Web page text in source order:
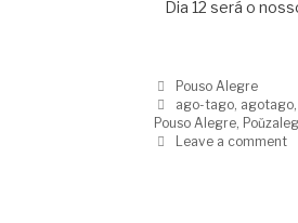
Dia 12 será o
Pouso Alegre
ago-tago agotago
Pouso Alegre
Leave a comment